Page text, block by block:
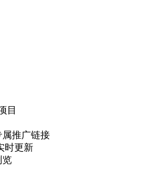
目
属推广链接
时更新
览